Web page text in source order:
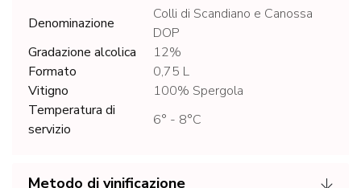
Denominazione
Colli di Scandiano e Canossa
DOP
Gradazione alcolica
12%
Formato
0,75 L
Vitigno
100% Spergola
Temperatura di
servizio
6° - 8°C
Metodo di vinificazione